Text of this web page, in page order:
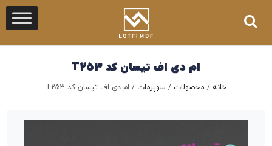
ام دی اف تیسان کد T253
خانه / محصولات / سوپرمات / ام دی اف تیسان کد T253